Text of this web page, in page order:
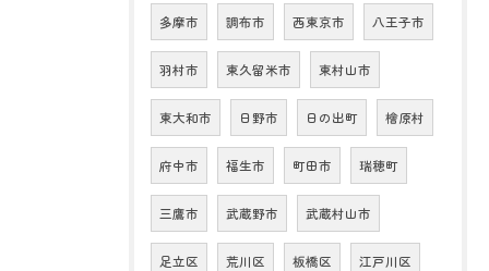
多摩市 調布市 西東京市 八王子市
羽村市 東久留米市 東村山市
東大和市 日野市 日の出町 檜原村
府中市 福生市 町田市 瑞穂町
三鷹市 武蔵野市 武蔵村山市
足立区 荒川区 板橋区 江戸川区